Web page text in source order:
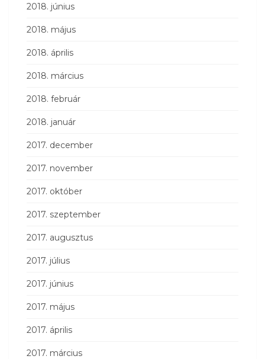
2018. június
2018. május
2018. április
2018. március
2018. február
2018. január
2017. december
2017. november
2017. október
2017. szeptember
2017. augusztus
2017. július
2017. június
2017. május
2017. április
2017. március